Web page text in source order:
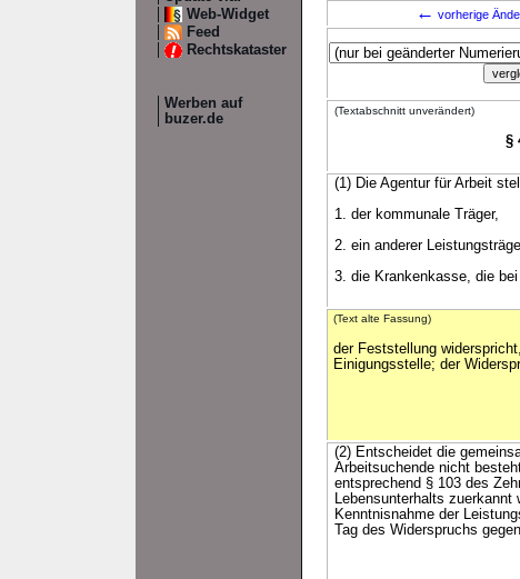
Web-Widget
Feed
Rechtskataster
Werben auf
buzer.de
← vorherige
(Textabschnitt unverändert)
§
(1) Die Agentur für Arbeit
1. der kommunale Träger,
2. ein anderer
3. die Krankenkasse, die
(Text alte Fassung)
der Feststellung
Einigungsstelle; der
(2) Entscheidet die
Arbeitsuchende nicht
entsprechend § 103 des
Lebensunterhalts
Kenntnisnahme der
Tag des Widerspruchs